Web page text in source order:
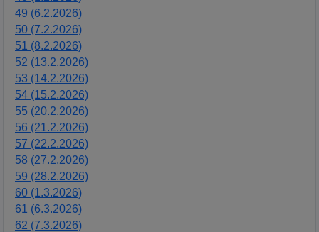
49 (6.2.2026)
50 (7.2.2026)
51 (8.2.2026)
52 (13.2.2026)
53 (14.2.2026)
54 (15.2.2026)
55 (20.2.2026)
56 (21.2.2026)
57 (22.2.2026)
58 (27.2.2026)
59 (28.2.2026)
60 (1.3.2026)
61 (6.3.2026)
62 (7.3.2026)